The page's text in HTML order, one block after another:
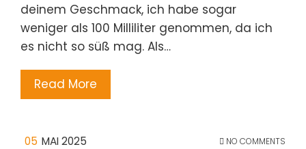
deinem Geschmack, ich habe sogar
weniger als 100 Milliliter genommen, da ich
es nicht so süß mag. Als…
Read More
05 MAI 2025 NO COMMENTS